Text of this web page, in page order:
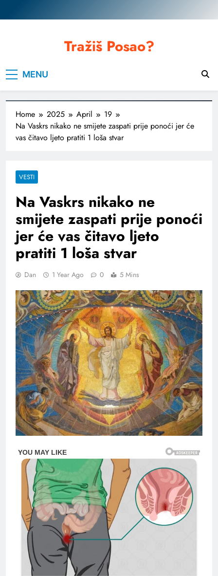
to
Tražiš Posao?
MENU
Home 2025 April
19
Na Vaskrs nikako ne smijete zaspati prije ponoći jer će
vas čitavo ljeto pratiti 1 loša stvar
VESTI
Na Vaskrs nikako ne
smijete zaspati prije ponoći
jer će vas čitavo ljeto
pratiti 1 loša stvar
Dan 1 Year Ago 0 5 Mins